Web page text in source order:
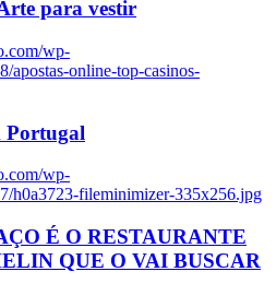
para vestir
wp-
apostas-online-top-casinos-
Portugal
wp-
h0a3723-fileminimizer-335x256.jpg
É O RESTAURANTE
QUE O VAI BUSCAR